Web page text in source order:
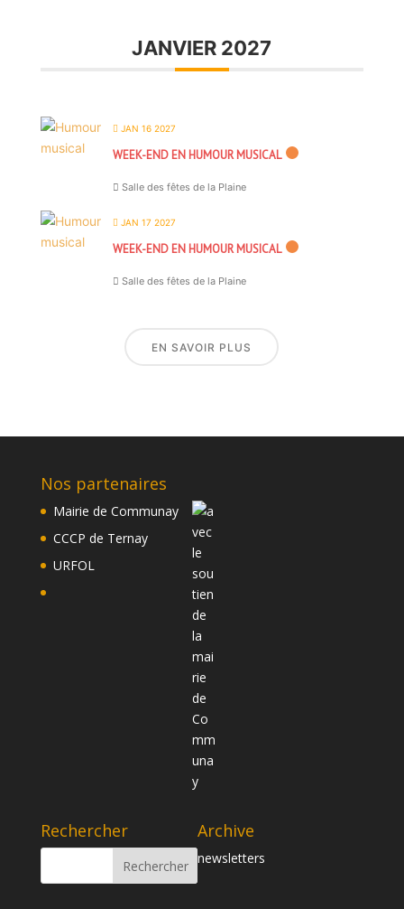
JANVIER 2027
JAN 16 2027
WEEK-END EN HUMOUR MUSICAL
Salle des fêtes de la Plaine
JAN 17 2027
WEEK-END EN HUMOUR MUSICAL
Salle des fêtes de la Plaine
EN SAVOIR PLUS
Nos partenaires
Mairie de Communay
CCCP de Ternay
URFOL
Rechercher Archive
newsletters